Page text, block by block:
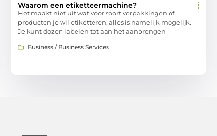
Waarom een etiketteermachine?
Het maakt niet uit wat voor soort verpakkingen of
producten je wil etiketteren, alles is namelijk mogelijk.
Je kunt dozen labelen tot aan het aanbrengen
Business / Business Services